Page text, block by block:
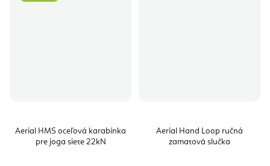
Aerial HMS oceľová karabínka
pre joga siete 22kN
Aerial Hand Loop ručná
zamatová slučka